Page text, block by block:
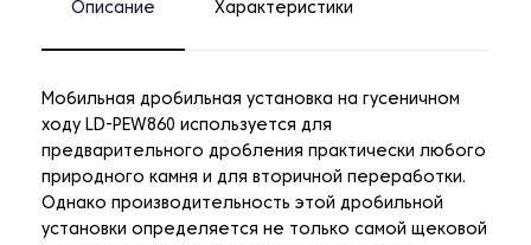
Описание Характеристики
Мобильная дробильная установка на гусеничном
ходу LD-PEW860 используется для
предварительного дробления практически любого
природного камня и для вторичной переработки.
Однако производительность этой дробильной
установки определяется не только самой щековой